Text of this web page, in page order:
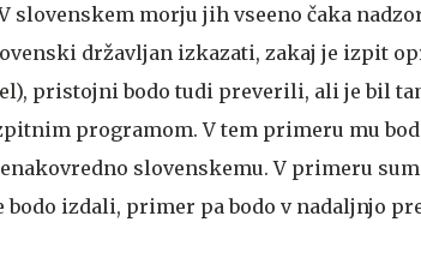
slovenskem morju jih vseeno čaka
državljan izkazati, zakaj je izpit
pristojni bodo tudi preverili, ali je bil
programom. V tem primeru mu
slovenskemu. V primeru
izdali, primer pa bodo v nadaljnjo